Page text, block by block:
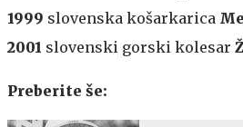
1999 slovenska košarkarica
2001 slovenski gorski kolesar
Preberite še: